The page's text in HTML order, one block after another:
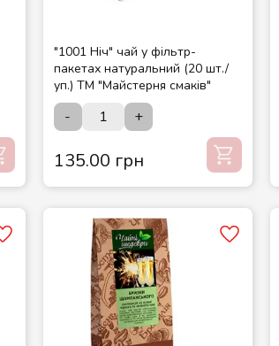
"1001 Ніч" чай у фільтр-
пакетах натуральний (20 шт./
уп.) ТМ "Майстерня смаків"
- +
135.00 грн